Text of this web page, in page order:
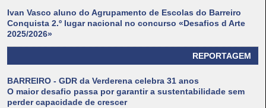
Ivan Vasco aluno do Agrupamento de Escolas do Barreiro
Conquista 2.º lugar nacional no concurso «Desafios d Arte
2025/2026»
REPORTAGEM
BARREIRO - GDR da Verderena celebra 31 anos
O maior desafio passa por garantir a sustentabilidade sem
perder capacidade de crescer